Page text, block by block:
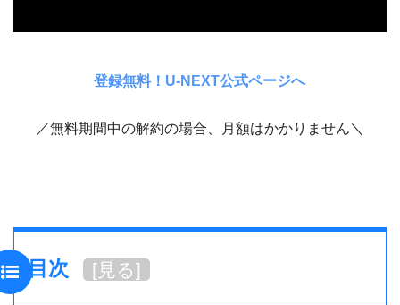
登録無料！U-NEXT公式ページへ
／無料期間中の解約の場合、月額はかかりません＼
目次 [見る]